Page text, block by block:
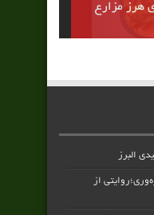
هرز مزارع
البرز
از